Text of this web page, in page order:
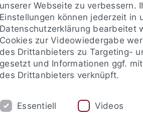
FORSCHUNG
unserer Webseite zu verbessern.
Einstellungen können jederzeit in
Datenschutzerklärung bearbeitet
Cookies zur Videowiedergabe
des Drittanbieters zu Targeting-
gesetzt und Informationen ggf.
des Drittanbieters verknüpft.
Essentiell Videos